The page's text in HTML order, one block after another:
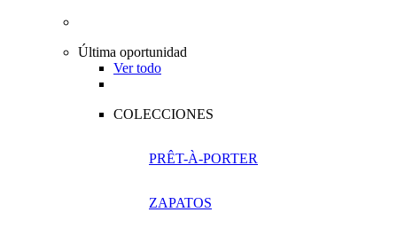
Última oportunidad
Ver todo
COLECCIONES
PRÊT-À-PORTER
ZAPATOS